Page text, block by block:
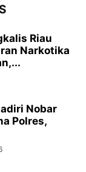
Riau
Narkotika
Nobar
Polres,